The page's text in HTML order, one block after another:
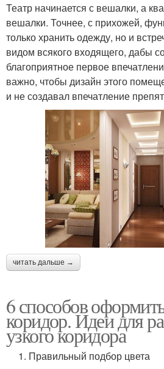
Театр начинается с вешалки, а
вешалки. Точнее, с прихожей,
только хранить одежду, но и
видом всякого входящего, дабы
благоприятное первое
важно, чтобы дизайн этого
и не создавал впечатление
читать дальше →
6 способов
коридор. Идеи для
узкого коридора
1. Правильный подбор цвета